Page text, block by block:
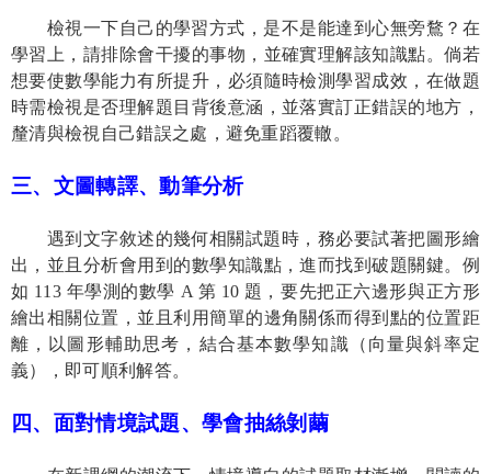
檢視一下自己的學習方式，是不是能達到心無旁鶩？在
學習上，請排除會干擾的事物，並確實理解該知識點。倘若
想要使數學能力有所提升，必須隨時檢測學習成效，在做題
時需檢視是否理解題目背後意涵，並落實訂正錯誤的地方，
釐清與檢視自己錯誤之處，避免重蹈覆轍。
三、文圖轉譯、動筆分析
遇到文字敘述的幾何相關試題時，務必要試著把圖形繪
出，並且分析會用到的數學知識點，進而找到破題關鍵。例
如 113 年學測的數學 A 第 10 題，要先把正六邊形與正方形
繪出相關位置，並且利用簡單的邊角關係而得到點的位置距
離，以圖形輔助思考，結合基本數學知識（向量與斜率定
義），即可順利解答。
四、面對情境試題、學會抽絲剝繭